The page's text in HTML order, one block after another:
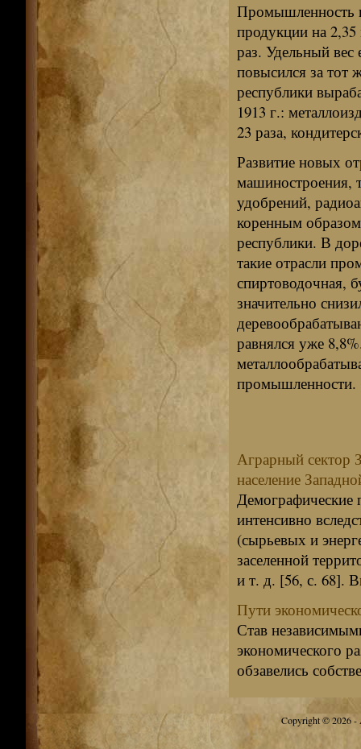
Промышленность
продукции на
раз. Удельный
повысился за тот
республики
1913 г.:
23 раза,
Развитие новых
машиностроения,
удобрений,
коренным
республики. В
такие отрасли
спиртоводочная,
значительно
равнялся уже
промышленности.
Аграрный сектор
население
Демографические
интенсивно
(сырьевых и
заселенной
и т. д. [56, с. 68].
Пути
Став
экономического
обзавелись
Copyright © 2026 -